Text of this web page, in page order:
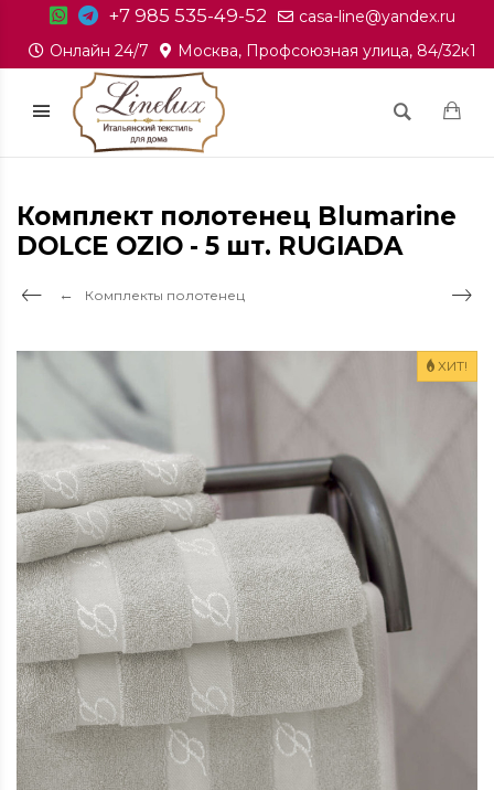
+7 985 535-49-52
casa-line@yandex.ru
Онлайн 24/7
Москва, Профсоюзная улица, 84/32к1
Комплект полотенец Blumarine
DOLCE OZIO - 5 шт. RUGIADA
Комплекты полотенец
ХИТ!